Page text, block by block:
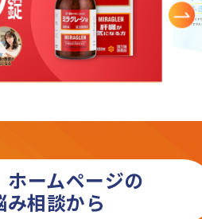
ホームページの
み相談から